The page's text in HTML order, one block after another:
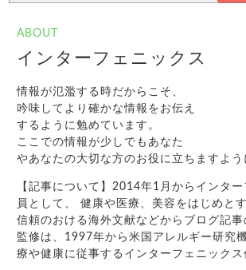
ABOUT
インターフェニックス
情報が氾濫する時だからこそ、
吟味してより確かな情報をお伝え
するように勉めています。
ここでの情報が少しでもあなた
やあなたの大切な方のお役に立ちますよう
【記事について】2014年1月からインタ
員として、 健康や医療、美容をはじめと
信頼のおける海外文献などからブログ記事
監修は、1997年から米国アレルギー研究
療や健康に従事するインターフェニックス